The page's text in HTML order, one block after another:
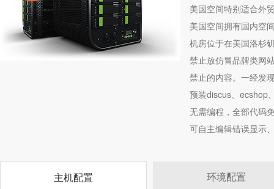
美国空间特别适合外
美国空间拥有国内空
机房位于在美国洛杉
禁止放仿冒品牌类网
禁止的内容。一经发
预装discus、ecshop
无需编程，全部代码
可自主编辑错误显示
主机配置 环境配置